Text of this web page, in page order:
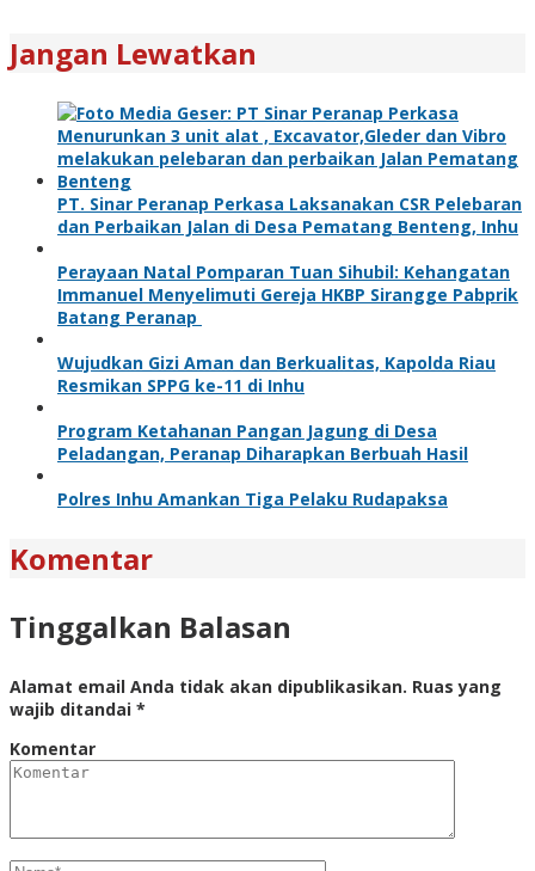
Jangan Lewatkan
PT. Sinar Peranap Perkasa Laksanakan CSR Pelebaran
dan Perbaikan Jalan di Desa Pematang Benteng, Inhu
Perayaan Natal Pomparan Tuan Sihubil: Kehangatan
Immanuel Menyelimuti Gereja HKBP Sirangge Pabprik
Batang Peranap
Wujudkan Gizi Aman dan Berkualitas, Kapolda Riau
Resmikan SPPG ke-11 di Inhu
Program Ketahanan Pangan Jagung di Desa
Peladangan, Peranap Diharapkan Berbuah Hasil
Polres Inhu Amankan Tiga Pelaku Rudapaksa
Komentar
Tinggalkan Balasan
Alamat email Anda tidak akan dipublikasikan. Ruas yang
wajib ditandai *
Komentar